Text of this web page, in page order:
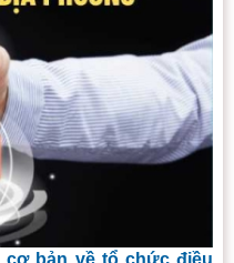
cơ bản về tổ chức điều